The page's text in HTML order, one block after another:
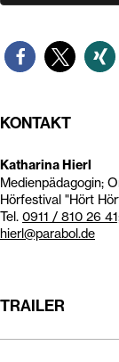
KONTAKT
Katharina Hierl
Medienpädagogin;
Hörfestival "Hört
Tel. 0911 / 810 26
hierl@parabol.de
TRAILER